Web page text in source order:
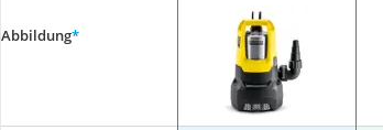
Abbildung*